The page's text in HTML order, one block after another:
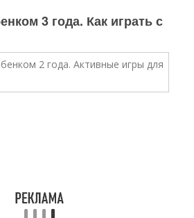
3 года. Как играть с